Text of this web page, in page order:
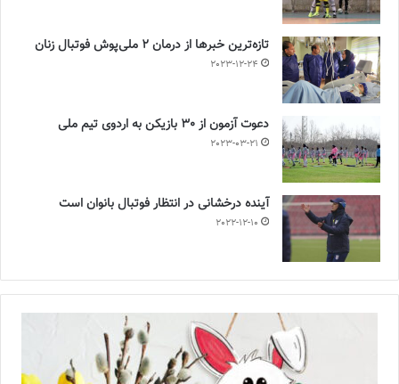
تازه‌ترین خبرها از درمان ۲ ملی‌پوش فوتبال زنان
2023-12-24
دعوت آزمون از 30 بازیکن به اردوی تیم ملی
2023-03-21
آینده درخشانی در انتظار فوتبال بانوان است
2022-12-10